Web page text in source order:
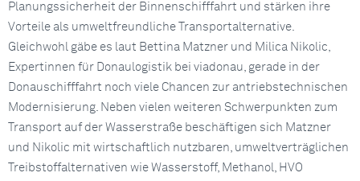
Planungssicherheit der Binnenschifffahrt und stärken ihre
Vorteile als umweltfreundliche Transportalternative.
Gleichwohl gäbe es laut Bettina Matzner und Milica Nikolic,
Expertinnen für Donaulogistik bei viadonau, gerade in der
Donauschifffahrt noch viele Chancen zur antriebstechnischen
Modernisierung. Neben vielen weiteren Schwerpunkten zum
Transport auf der Wasserstraße beschäftigen sich Matzner
und Nikolic mit wirtschaftlich nutzbaren, umweltverträglichen
Treibstoffalternativen wie Wasserstoff, Methanol, HVO